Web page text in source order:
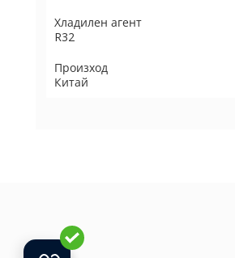
Хладилен агент
R32
Произход
Китай